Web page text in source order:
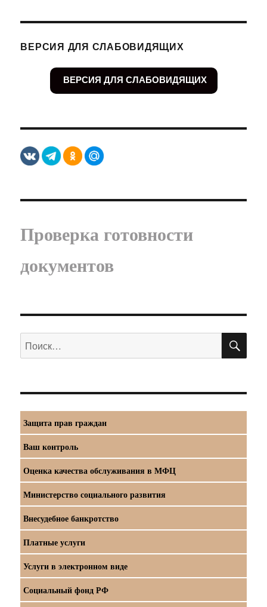
ВЕРСИЯ ДЛЯ СЛАБОВИДЯЩИХ
ВЕРСИЯ ДЛЯ СЛАБОВИДЯЩИХ
Проверка готовности
документов
Искать:
Защита прав граждан
Ваш контроль
Оценка качества обслуживания в МФЦ
Министерство социального развития
Внесудебное банкротство
Платные услуги
Услуги в электронном виде
Социальный фонд РФ